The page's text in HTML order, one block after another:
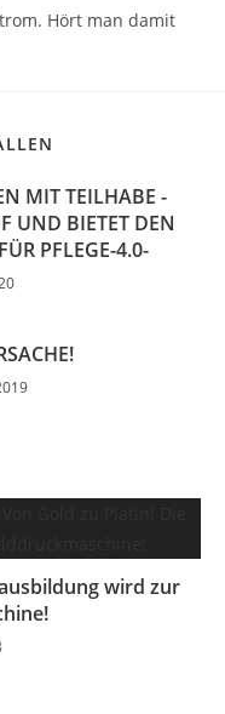
Hört man damit
MIT TEILHABE -
UND BIETET DEN
PFLEGE-4.0-
wird zur